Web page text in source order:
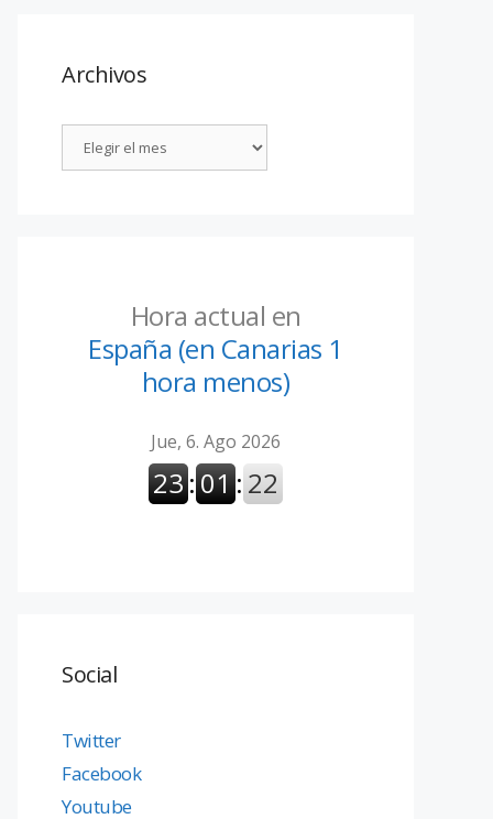
Archivos
Hora actual en
España (en Canarias 1
hora menos)
Social
Twitter
Facebook
Youtube